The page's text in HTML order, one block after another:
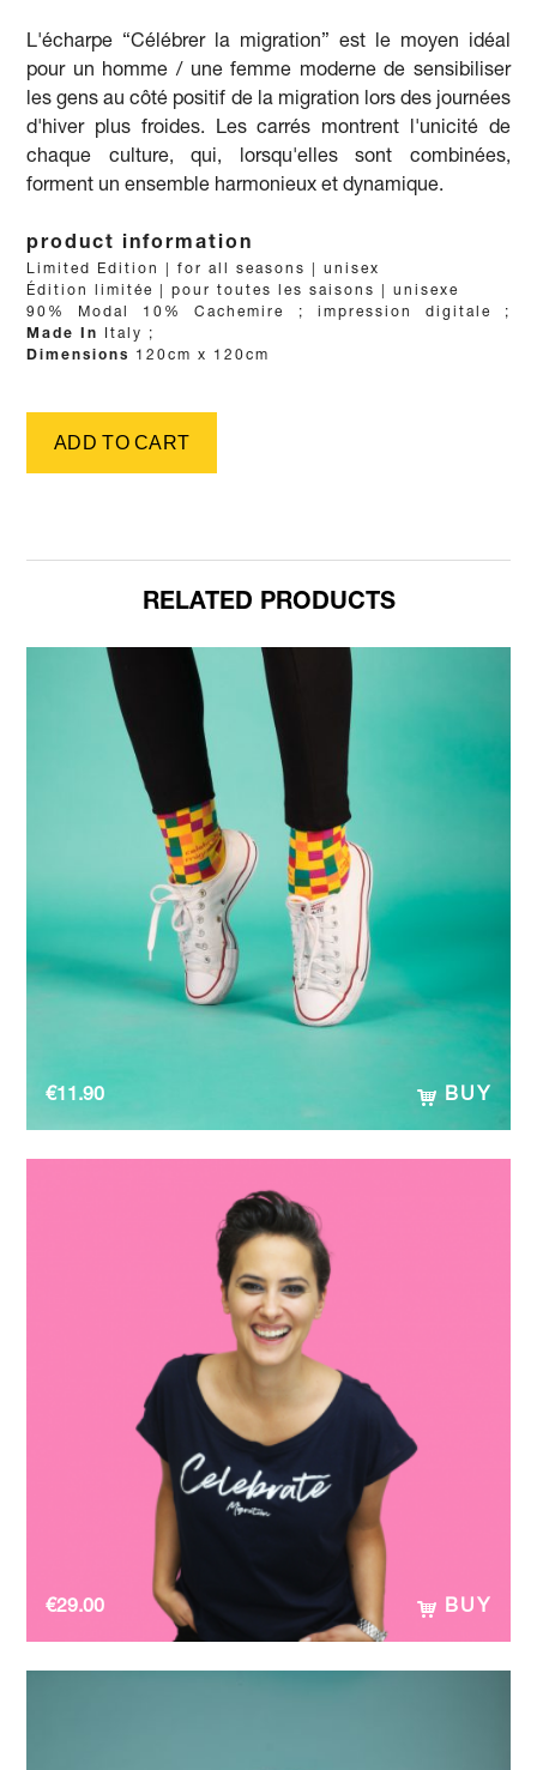
L'écharpe “Célébrer la migration” est le moyen idéal
pour un homme / une femme moderne de sensibiliser
les gens au côté positif de la migration lors des journées
d'hiver plus froides. Les carrés montrent l'unicité de
chaque culture, qui, lorsqu'elles sont combinées,
forment un ensemble harmonieux et dynamique.
product information
Details
Limited Edition | for all seasons | unisex
Édition limitée | pour toutes les saisons | unisexe
Fabric
90% Modal 10% Cachemire ; Printing method
impression digitale
;
Made In
Italy
;
Dimensions
120cm x 120cm
RELATED PRODUCTS
€11.90 BUY
€29.00 BUY